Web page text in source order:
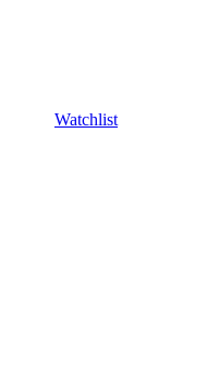
Watchlist